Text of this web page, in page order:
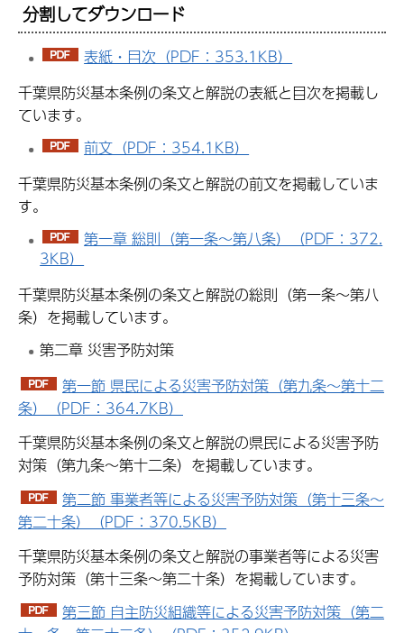
分割してダウンロード
表紙・目次（PDF：353.1KB）
千葉県防災基本条例の条文と解説の表紙と目次を掲載し
ています。
前文（PDF：354.1KB）
千葉県防災基本条例の条文と解説の前文を掲載していま
す。
第一章 総則（第一条～第八条）（PDF：372.
3KB）
千葉県防災基本条例の条文と解説の総則（第一条～第八
条）を掲載しています。
第二章 災害予防対策
第一節 県民による災害予防対策（第九条～第十二
条）（PDF：364.7KB）
千葉県防災基本条例の条文と解説の県民による災害予防
対策（第九条～第十二条）を掲載しています。
第二節 事業者等による災害予防対策（第十三条～
第二十条）（PDF：370.5KB）
千葉県防災基本条例の条文と解説の事業者等による災害
予防対策（第十三条～第二十条）を掲載しています。
第三節 自主防災組織等による災害予防対策（第二